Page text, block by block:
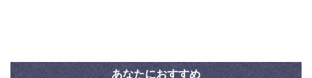
あなたにおすすめ